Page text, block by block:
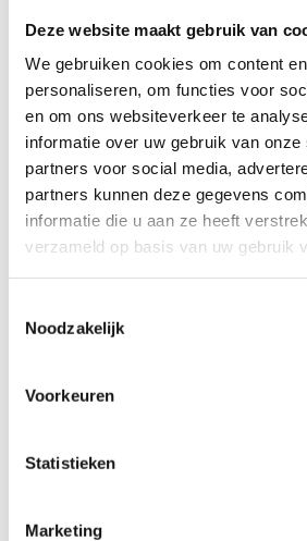
Deze website maakt gebruik van
We gebruiken cookies om content
personaliseren, om functies voor
en om ons websiteverkeer te
informatie over uw gebruik van onze
partners voor social media,
partners kunnen deze gegevens
informatie die u aan ze heeft
verzameld op basis van uw gebruik
Noodzakelijk
Voorkeuren
Statistieken
Marketing
Hanglamp Clear
Egg 5 l...
€575,00
Hanglamp
€699,00
Er zijn nog geen reviews geschreven